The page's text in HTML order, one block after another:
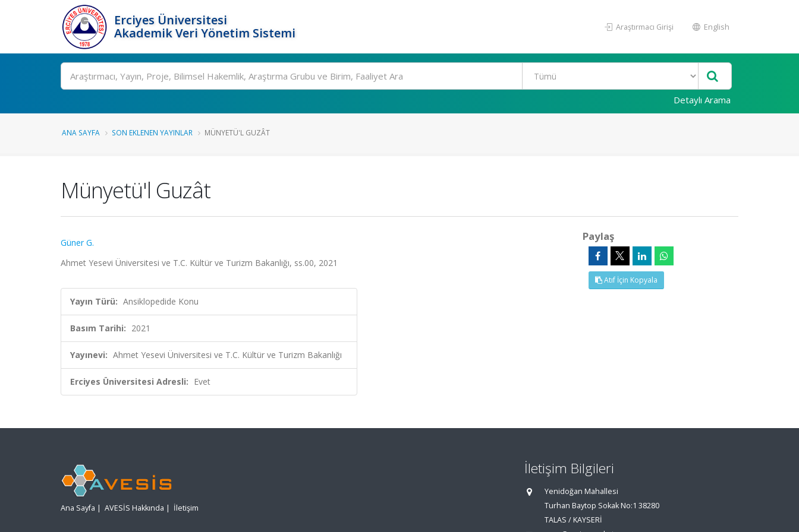
Erciyes Üniversitesi
Akademik Veri Yönetim Sistemi
Araştırmacı Girişi English
Ara
Detaylı Arama
ANA SAYFA SON EKLENEN YAYINLAR MÜNYETÜ'L GUZÂT
Münyetü'l Guzât
Güner G.
Ahmet Yesevi Üniversitesi ve T.C. Kültür ve Turizm Bakanlığı, ss.00, 2021
Yayın Türü: Ansiklopedide Konu
Basım Tarihi: 2021
Yayınevi: Ahmet Yesevi Üniversitesi ve T.C. Kültür ve Turizm Bakanlığı
Erciyes Üniversitesi Adresli: Evet
Paylaş
Atıf İçin Kopyala
Ana Sayfa | AVESİS Hakkında | İletişim
İletişim Bilgileri
Yenidoğan Mahallesi
Turhan Baytop Sokak No:1 38280
TALAS / KAYSERİ